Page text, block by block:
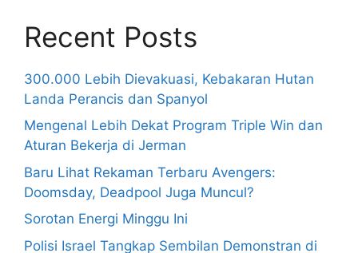
Recent Posts
300.000 Lebih Dievakuasi, Kebakaran Hutan
Landa Perancis dan Spanyol
Mengenal Lebih Dekat Program Triple Win dan
Aturan Bekerja di Jerman
Baru Lihat Rekaman Terbaru Avengers:
Doomsday, Deadpool Juga Muncul?
Sorotan Energi Minggu Ini
Polisi Israel Tangkap Sembilan Demonstran di